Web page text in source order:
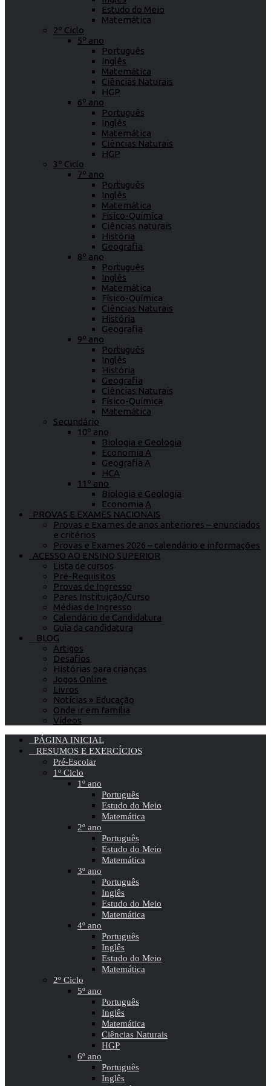
Estudo do Meio
Matemática
2º Ciclo
5º ano
Português
Inglês
Matemática
Ciências Naturais
HGP
6º ano
Português
Inglês
Matemática
Ciências Naturais
HGP
3º Ciclo
7º ano
Português
Inglês
Matemática
Físico-Química
Ciências naturais
História
Geografia
8º ano
Português
Inglês
Matemática
Físico-Química
Ciências Naturais
História
Geografia
9º ano
Português
Inglês
História
Geografia
Ciências Naturais
Físico-Química
Matemática
Secundário
10º ano
Biologia e Geologia
Economia A
Geografia A
HCA
11º ano
Biologia e Geologia
Economia A
PROVAS E EXAMES NACIONAIS
Provas e Exames de anos anteriores – enunciados
e critérios
Provas e Exames 2026 – calendário e informações
ACESSO AO ENSINO SUPERIOR
Lista de cursos
Pré-Requisitos
Provas de Ingresso
Pares Instituição/Curso
Médias de Ingresso
Calendário de Candidatura
Guia da candidatura
BLOG
Artigos
Desafios
Histórias para crianças
Jogos Online
Livros
Notícias » Educação
Onde ir em família
Vídeos
PÁGINA INICIAL
RESUMOS E EXERCÍCIOS
Pré-Escolar
1º Ciclo
1º ano
Português
Estudo do Meio
Matemática
2º ano
Português
Estudo do Meio
Matemática
3º ano
Português
Inglês
Estudo do Meio
Matemática
4º ano
Português
Inglês
Estudo do Meio
Matemática
2º Ciclo
5º ano
Português
Inglês
Matemática
Ciências Naturais
HGP
6º ano
Português
Inglês